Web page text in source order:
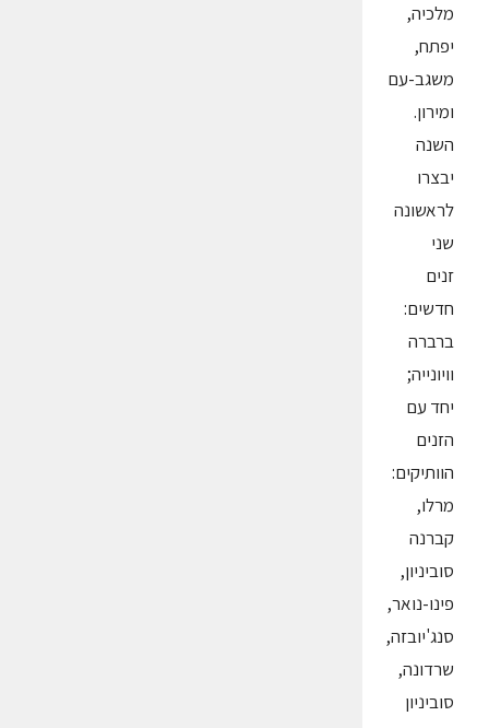
מלכיה,
יפתח,
משגב-עם
ומירון.
השנה
יבצרו
לראשונה
שני
זנים
חדשים:
ברברה
וויונייה;
יחד עם
הזנים
הוותיקים:
מרלו,
קברנה
סוביניון,
פינו-נואר,
סנג'יובזה,
שרדונה,
סוביניון